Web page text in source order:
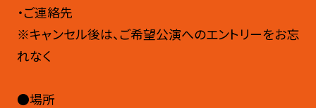
・ご連絡先
※キャンセル後は、ご希望公演へのエントリーをお忘
れなく
●場所